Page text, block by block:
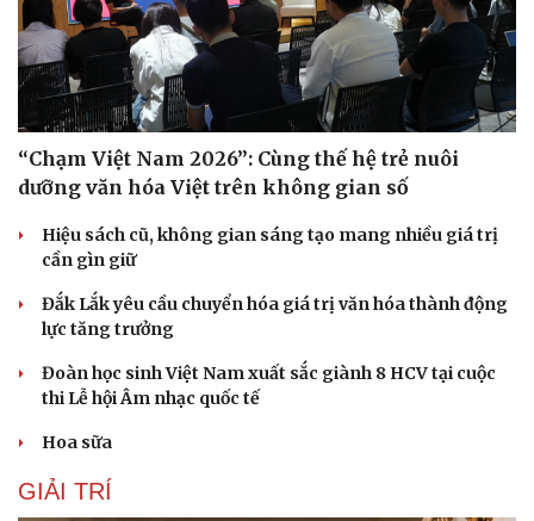
“Chạm Việt Nam 2026”: Cùng thế hệ trẻ nuôi
dưỡng văn hóa Việt trên không gian số
Hiệu sách cũ, không gian sáng tạo mang nhiều giá trị
cần gìn giữ
Đắk Lắk yêu cầu chuyển hóa giá trị văn hóa thành động
lực tăng trưởng
Đoàn học sinh Việt Nam xuất sắc giành 8 HCV tại cuộc
thi Lễ hội Âm nhạc quốc tế
Hoa sữa
GIẢI TRÍ